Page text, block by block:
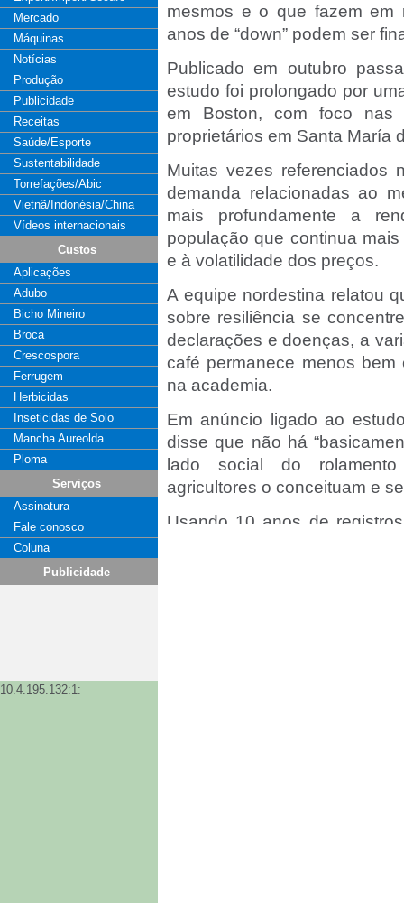
Mercado
Máquinas
Notícias
Produção
Publicidade
Receitas
Saúde/Esporte
Sustentabilidade
Torrefações/Abic
Vietnã/Indonésia/China
Vídeos internacionais
Custos
Aplicações
Adubo
Bicho Mineiro
Broca
Crescospora
Ferrugem
Herbicidas
Inseticidas de Solo
Mancha Aureolda
Ploma
Serviços
Assinatura
Fale conosco
Coluna
Publicidade
10.4.195.132:1:
mesmos e o que fazem em
anos de “down” podem ser
Publicado em outubro
estudo foi prolongado por
em Boston, com foco nas
proprietários em Santa María
Muitas vezes referenciados
demanda relacionadas ao
mais profundamente a
população que continua
e à volatilidade dos preços.
A equipe nordestina relatou
sobre resiliência se
declarações e doenças, a
café permanece menos
na academia.
Em anúncio ligado ao
disse que não há
lado social do
agricultores o conceituam e
Usando 10 anos de